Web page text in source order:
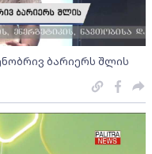
ბარიერს შლის